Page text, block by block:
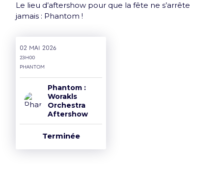
Le lieu d’aftershow pour que la fête ne s’arrête
jamais : Phantom !
02 mai 2026
23H00
Phantom
Phantom :
Worakls
Orchestra
Aftershow
Terminée